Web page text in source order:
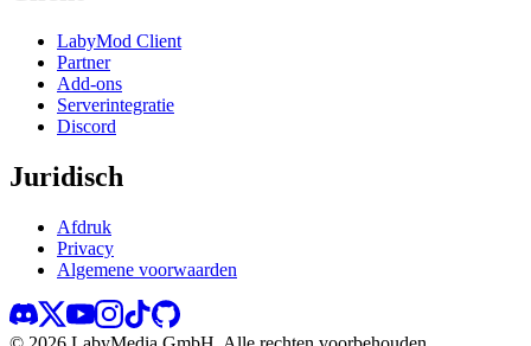
LabyMod Client
Partner
Add-ons
Serverintegratie
Discord
Juridisch
Afdruk
Privacy
Algemene voorwaarden